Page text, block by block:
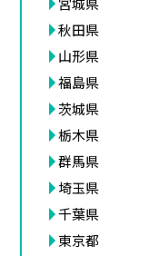
秋田県
山形県
福島県
茨城県
栃木県
群馬県
埼玉県
千葉県
東京都